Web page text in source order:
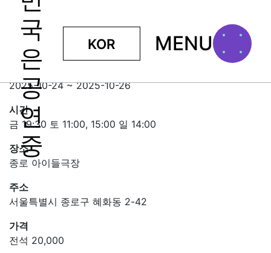
KOR MENU
중섭, 빛깔 있는 꿈
일정
2025-10-24 ~ 2025-10-26
시간
금 19:30 토 11:00, 15:00 일 14:00
장소
종로 아이들극장
주소
서울특별시 종로구 혜화동 2-42
가격
전석 20,000